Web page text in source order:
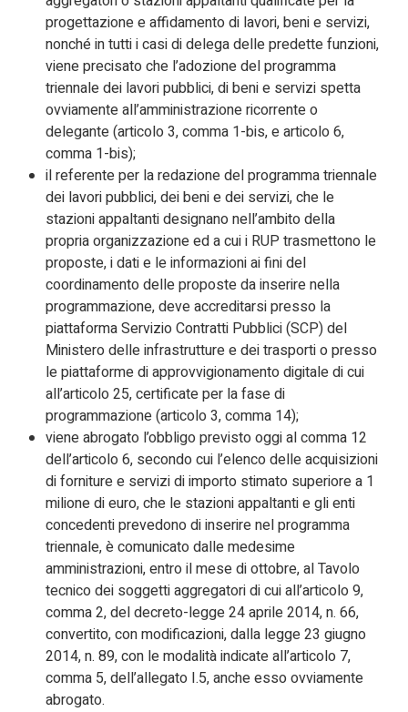
progettazione e affidamento di lavori, beni e servizi,
nonché in tutti i casi di delega delle predette funzioni,
viene precisato che l’adozione del programma
triennale dei lavori pubblici, di beni e servizi spetta
ovviamente all’amministrazione ricorrente o
delegante (articolo 3, comma 1-bis, e articolo 6,
comma 1-bis);
il referente per la redazione del programma triennale
dei lavori pubblici, dei beni e dei servizi, che le
stazioni appaltanti designano nell’ambito della
propria organizzazione ed a cui i RUP trasmettono le
proposte, i dati e le informazioni ai fini del
coordinamento delle proposte da inserire nella
programmazione, deve accreditarsi presso la
piattaforma Servizio Contratti Pubblici (SCP) del
Ministero delle infrastrutture e dei trasporti o presso
le piattaforme di approvvigionamento digitale di cui
all’articolo 25, certificate per la fase di
programmazione (articolo 3, comma 14);
viene abrogato l’obbligo previsto oggi al comma 12
dell’articolo 6, secondo cui l’elenco delle acquisizioni
di forniture e servizi di importo stimato superiore a 1
milione di euro, che le stazioni appaltanti e gli enti
concedenti prevedono di inserire nel programma
triennale, è comunicato dalle medesime
amministrazioni, entro il mese di ottobre, al Tavolo
tecnico dei soggetti aggregatori di cui all’articolo 9,
comma 2, del decreto-legge 24 aprile 2014, n. 66,
convertito, con modificazioni, dalla legge 23 giugno
2014, n. 89, con le modalità indicate all’articolo 7,
comma 5, dell’allegato I.5, anche esso ovviamente
abrogato.